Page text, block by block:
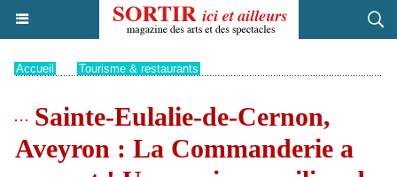
Accueil Tourisme & restaurants
Sainte-Eulalie-de-Cernon,
Aveyron : La Commanderie a